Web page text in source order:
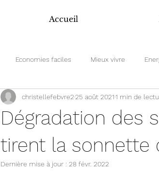
Accueil
Economies faciles Mieux vivre
Dégradation des
tirent la sonnette
christellefebvre225 août 20211 min de
Dernière mise à jour : 28 févr. 2022